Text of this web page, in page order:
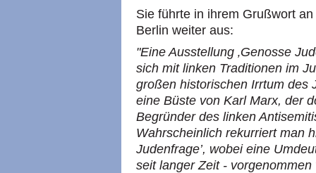
Sie führte in ihrem Grußwort
Berlin weiter aus:
"Eine Ausstellung ‚Genosse
sich mit linken Traditionen im
großen historischen Irrtum des
eine Büste von Karl Marx, der
Begründer des linken
Wahrscheinlich rekurriert man
Judenfrage’, wobei eine
seit langer Zeit -